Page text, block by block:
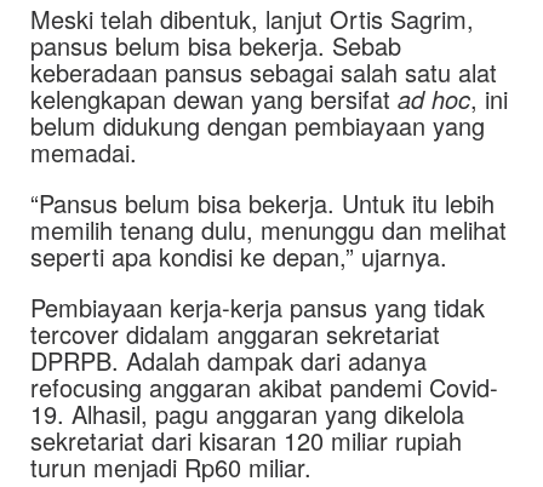
Meski telah dibentuk, lanjut Ortis Sagrim,
pansus belum bisa bekerja. Sebab
keberadaan pansus sebagai salah satu alat
kelengkapan dewan yang bersifat ad hoc, ini
belum didukung dengan pembiayaan yang
memadai.
“Pansus belum bisa bekerja. Untuk itu lebih
memilih tenang dulu, menunggu dan melihat
seperti apa kondisi ke depan,” ujarnya.
Pembiayaan kerja-kerja pansus yang tidak
tercover didalam anggaran sekretariat
DPRPB. Adalah dampak dari adanya
refocusing anggaran akibat pandemi Covid-
19. Alhasil, pagu anggaran yang dikelola
sekretariat dari kisaran 120 miliar rupiah
turun menjadi Rp60 miliar.